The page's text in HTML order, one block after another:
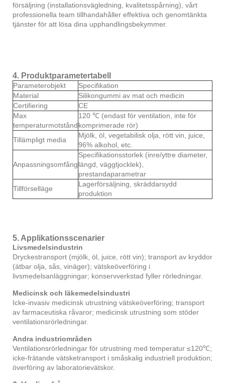
försäljning (installationsvägledning, kvalitetsspårning), vårt
professionella team tillhandahåller effektiva och genomtänkta
tjänster för att lösa dina upphandlingsbekymmer.
4. Produktparametertabell
Parameterobjekt
Specifikation
Material
Silikongummi av mat och medicin
Certifiering
CE
Max
temperaturmotstånd
120 ℃ (endast för ventilation, inte för
komprimerade rör)
Tillämpligt media
Mjölk, öl, vegetabilisk olja, rött vin, juice,
96% alkohol, etc.
Anpassningsomfång
Specifikationsstorlek (inre/yttre diameter,
längd, väggtjocklek),
prestandaparametrar
Tillförselläge
Lagerförsäljning, skräddarsydd
produktion
5. Applikationsscenarier
Livsmedelsindustrin
Dryckestransport (mjölk, öl, juice, rött vin); transport av kryddor
(ätbar olja, sås, vinäger); vätskeöverföring i
livsmedelsanläggningar; konservverkstad fyller rörledningar.
Medicinsk och läkemedelsindustri
Icke-invasiv medicinsk utrustning vätskeöverföring; transport
av farmaceutiska råvaror; medicinsk utrustning som stöder
ventilationsrörledningar.
Andra industriområden
Ventilationsrörledningar för utrustning med temperatur ≤120℃;
icke-frätande vätsketransport i småskalig industriell produktion;
överföring av laboratorievätskor.